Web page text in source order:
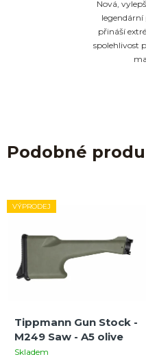
Nová,
legendární
přináší
spolehlivost
Podobné
VÝPRODEJ
Tippmann Gun Stock -
M249 Saw - A5 olive
Skladem